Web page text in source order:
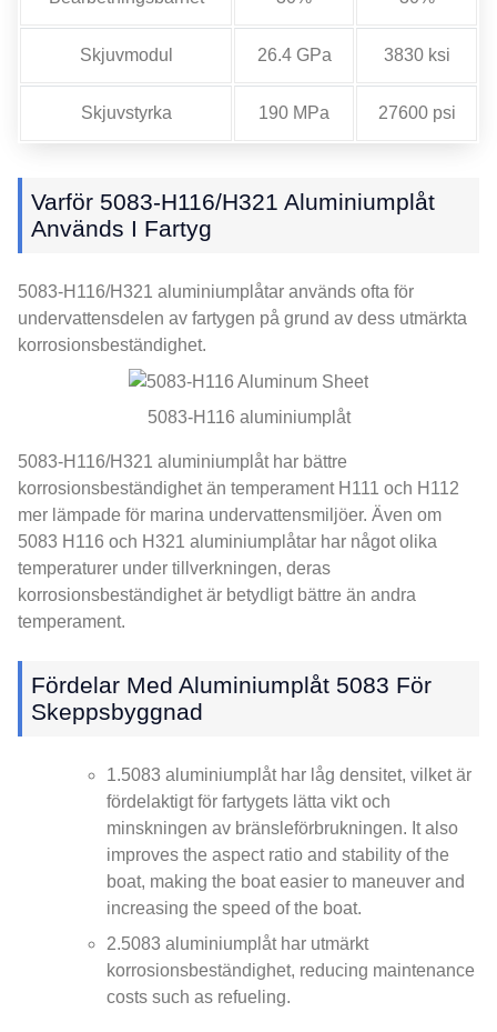
Skjuvmodul 26.4 GPa 3830 ksi
Skjuvstyrka 190 MPa 27600 psi
Varför 5083-H116/H321 Aluminiumplåt
Används I Fartyg
5083-H116/H321 aluminiumplåtar används ofta för
undervattensdelen av fartygen på grund av dess utmärkta
korrosionsbeständighet.
5083-H116 aluminiumplåt
5083-H116/H321 aluminiumplåt har bättre
korrosionsbeständighet än temperament H111 och H112
mer lämpade för marina undervattensmiljöer. Även om
5083 H116 och H321 aluminiumplåtar har något olika
temperaturer under tillverkningen, deras
korrosionsbeständighet är betydligt bättre än andra
temperament.
Fördelar Med Aluminiumplåt 5083 För
Skeppsbyggnad
1.5083 aluminiumplåt har låg densitet, vilket är
fördelaktigt för fartygets lätta vikt och
minskningen av bränsleförbrukningen. It also
improves the aspect ratio and stability of the
boat, making the boat easier to maneuver and
increasing the speed of the boat.
2.5083 aluminiumplåt har utmärkt
korrosionsbeständighet, reducing maintenance
costs such as refueling.